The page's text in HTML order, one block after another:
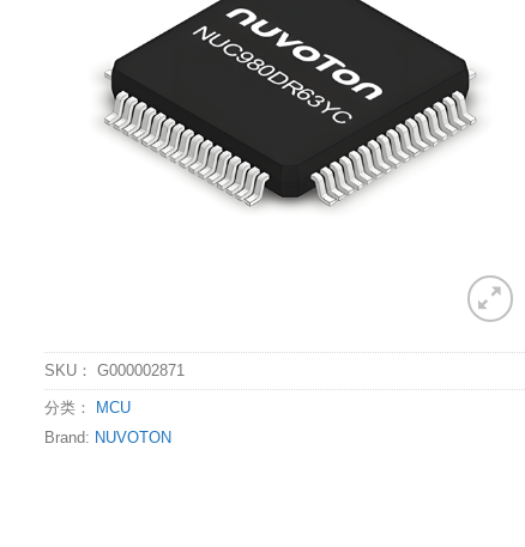
SKU： G000002871
分类：
MCU
Brand: NUVOTON